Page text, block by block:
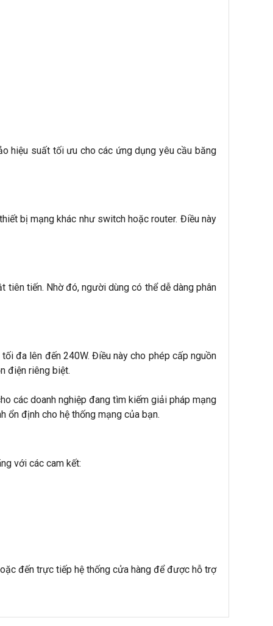
hiệu suất tối ưu cho các ứng dụng yêu cầu băng
bị mạng khác như switch hoặc router. Điều này
tiên tiến. Nhờ đó, người dùng có thể dễ dàng phân
đa lên đến 240W. Điều này cho phép cấp nguồn
điện riêng biệt.
các doanh nghiệp đang tìm kiếm giải pháp mạng
ổn định cho hệ thống mạng của bạn.
với các cam kết:
đến trực tiếp hệ thống cửa hàng để được hỗ trợ